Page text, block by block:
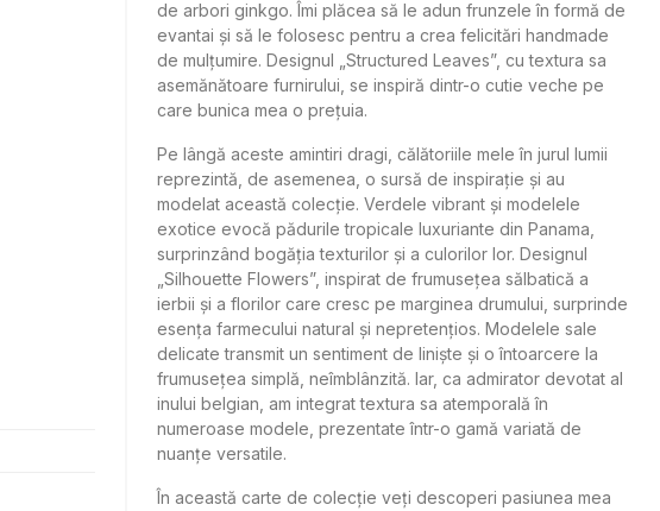
de arbori ginkgo. Îmi plăcea să le adun frunzele în formă de
evantai și să le folosesc pentru a crea felicitări handmade
de mulțumire. Designul „Structured Leaves”, cu textura sa
asemănătoare furnirului, se inspiră dintr-o cutie veche pe
care bunica mea o prețuia.
Pe lângă aceste amintiri dragi, călătoriile mele în jurul lumii
reprezintă, de asemenea, o sursă de inspirație și au
modelat această colecție. Verdele vibrant și modelele
exotice evocă pădurile tropicale luxuriante din Panama,
surprinzând bogăția texturilor și a culorilor lor. Designul
„Silhouette Flowers”, inspirat de frumusețea sălbatică a
ierbii și a florilor care cresc pe marginea drumului, surprinde
esența farmecului natural și nepretențios. Modelele sale
delicate transmit un sentiment de liniște și o întoarcere la
frumusețea simplă, neîmblânzită. Iar, ca admirator devotat al
inului belgian, am integrat textura sa atemporală în
numeroase modele, prezentate într-o gamă variată de
nuanțe versatile.
În această carte de colecție veți descoperi pasiunea mea